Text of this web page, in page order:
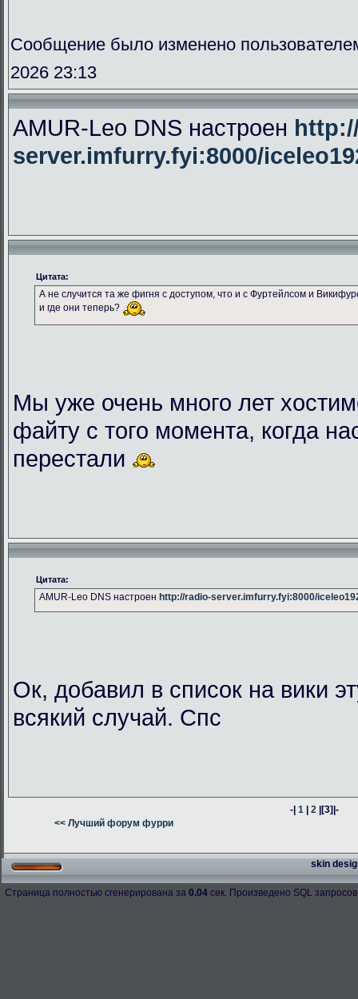
Сообщение было изменено
2026 23:13
AMUR-Leo DNS настроен
server.imfurry.fyi:8000/
Цитата:
А не случится та же фигня с доступом, что и с Фуртейлсом и
и где они теперь?
Мы уже очень много лет
файту с того момента, когда
перестали
Цитата:
AMUR-Leo DNS настроен http://radio-server.imfurry.fyi:8000/
Ок, добавил в список на вики
всякий случай. Спс
-|1 |2 |[3]|-
<< Лучший форум фурри
skin
Страница полностью сгенерирована за 0.04 сек. Произведено SQL